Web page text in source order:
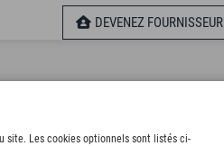
site. Les cookies optionnels sont listés ci-
DEVENEZ FOURNISSEUR